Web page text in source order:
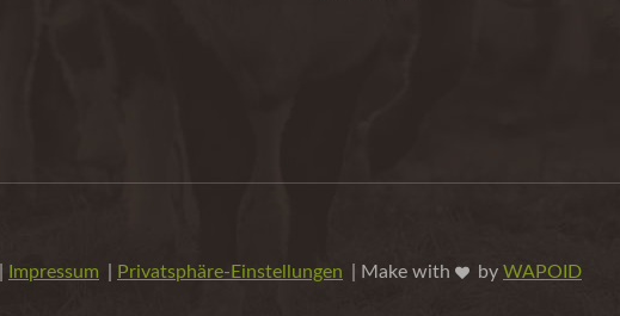
Impressum Privatsphäre-Einstellungen | Make with by WAPOID